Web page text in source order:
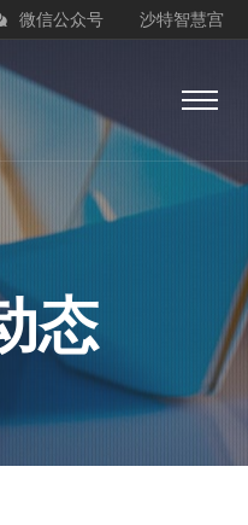
沙特智慧宫
微信公众号
态